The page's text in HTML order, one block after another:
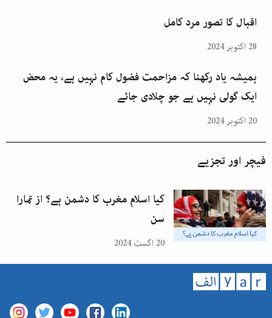
اقبال کا تصور مرد کامل
28 اکتوبر 2024
ہمیشہ یاد رکھنا کہ مزاحمت فضول کام نہیں ہے، یہ محض
ایک گولی نہیں ہے جو چلادی جائے
20 اکتوبر 2024
فیچر اور تجزیے
کیا اسلام مغرب کا دشمن ہے؟ از تمارا
سن
20 اگست 2024